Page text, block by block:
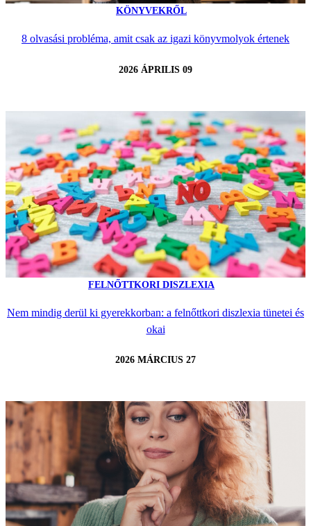
KÖNYVEKRŐL
8 olvasási probléma, amit csak az igazi könyvmolyok értenek
2026 ÁPRILIS 09
FELNŐTTKORI DISZLEXIA
Nem mindig derül ki gyerekkorban: a felnőttkori diszlexia tünetei és
okai
2026 MÁRCIUS 27